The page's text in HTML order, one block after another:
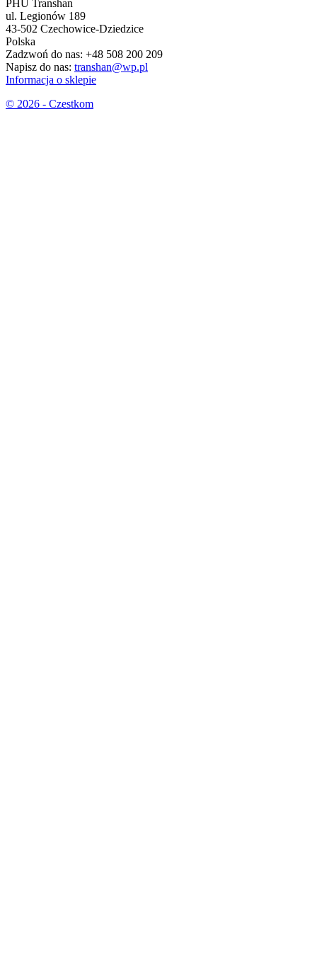
PHU Transhan
ul. Legionów 189
43-502 Czechowice-Dziedzice
Polska
Zadzwoń do nas: +48 508 200 209
Napisz do nas: transhan@wp.pl
Informacja o sklepie
© 2026 - Czestkom